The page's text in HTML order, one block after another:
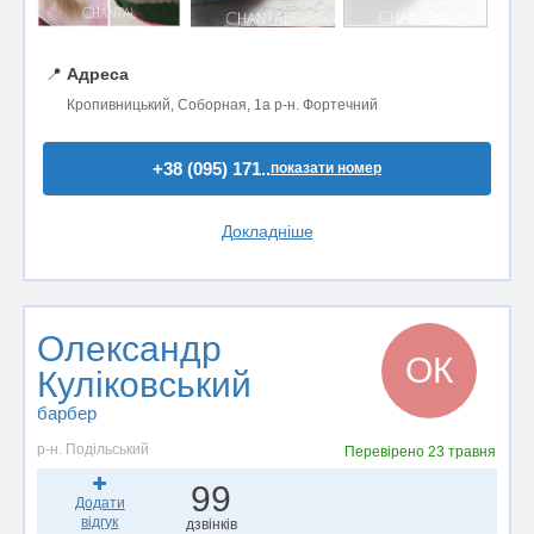
📍 Адреса
Кропивницький, Соборная, 1а р-н. Фортечний
+38 (095) 171..показати номер
Докладніше
Олександр
Куліковський
барбер
ОК
р-н. Подільський Перевірено23 травня
Додати
відгук
99
дзвінків